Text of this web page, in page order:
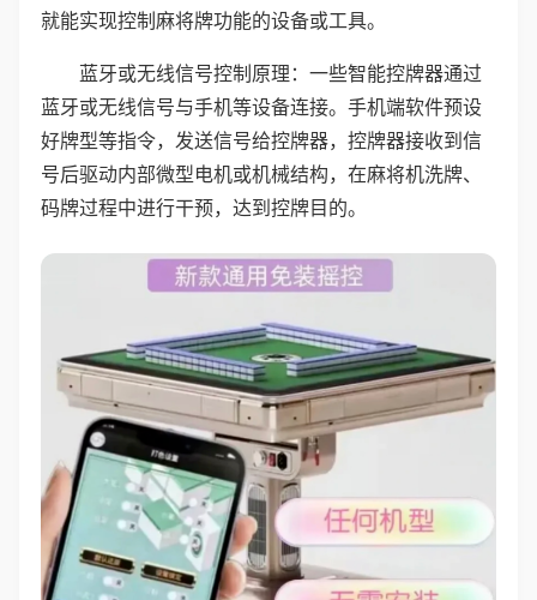
就能实现控制麻将牌功能的设备或工具。
蓝牙或无线信号控制原理：一些智能控牌器通过
蓝牙或无线信号与手机等设备连接。手机端软件预设
好牌型等指令，发送信号给控牌器，控牌器接收到信
号后驱动内部微型电机或机械结构，在麻将机洗牌、
码牌过程中进行干预，达到控牌目的。